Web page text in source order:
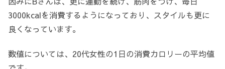
3000kcalを消費するようになっており、スタイルも更に
良くなっています。
数値については、20代女性の1日の消費カロリーの平均値